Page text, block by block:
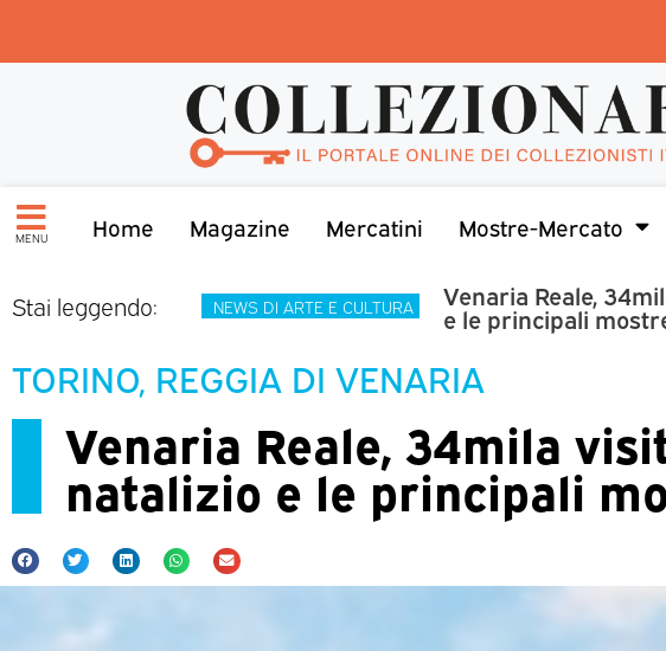
MENU Home Magazine Mercatini Mostre-Mercato
Stai leggendo: NEWS DI ARTE E CULTURA Venaria Reale,
e le principali
TORINO, REGGIA DI VENARIA
Venaria Reale, 34mila
natalizio e le principali